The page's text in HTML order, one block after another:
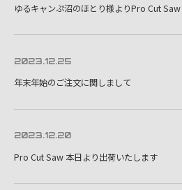
ゆるキャンぷ沼のほとり様よりPro Cut
2023.12.25
年末年始のご注文に関しまして
2023.12.20
Pro Cut Saw 本日より出荷いたします